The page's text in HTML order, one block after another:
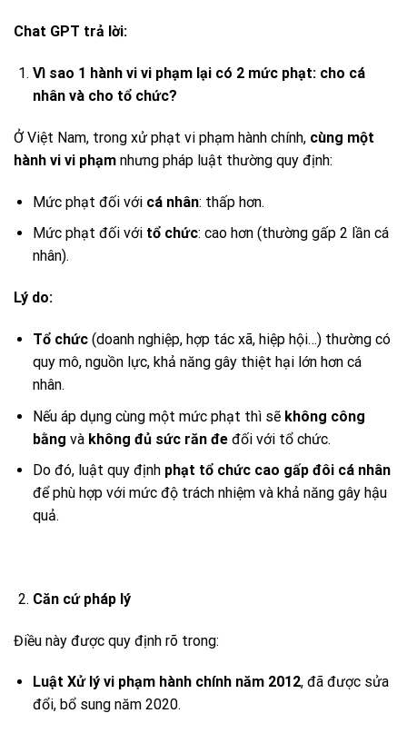
Chat GPT trả lời:
Vì sao 1 hành vi vi phạm lại có 2 mức phạt: cho cá
nhân và cho tổ chức?
Ở Việt Nam, trong xử phạt vi phạm hành chính, cùng một
hành vi vi phạm nhưng pháp luật thường quy định:
Mức phạt đối với cá nhân: thấp hơn.
Mức phạt đối với tổ chức: cao hơn (thường gấp 2 lần cá
nhân).
Lý do:
Tổ chức(doanh nghiệp, hợp tác xã, hiệp hội…) thường có
quy mô, nguồn lực, khả năng gây thiệt hại lớn hơn cá
nhân.
Nếu áp dụng cùng một mức phạt thì sẽ không công
bằng và không đủ sức răn đeđối với tổ chức.
Do đó, luật quy định phạt tổ chức cao gấp đôi cá nhân
để phù hợp với mức độ trách nhiệm và khả năng gây hậu
quả.
Căn cứ pháp lý
Điều này được quy định rõ trong:
Luật Xử lý vi phạm hành chính năm 2012, đã được sửa
đổi, bổ sung năm 2020.